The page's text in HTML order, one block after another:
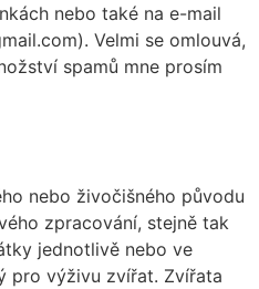
nebo také na e-mail
Velmi se omlouvá,
spamů mne prosím
nebo živočišného původu
zpracování, stejně tak
jednotlivě nebo ve
pro výživu zvířat. Zvířata